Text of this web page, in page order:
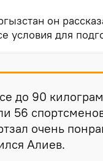
он
условия для
до 90
56
очень
Алиев.